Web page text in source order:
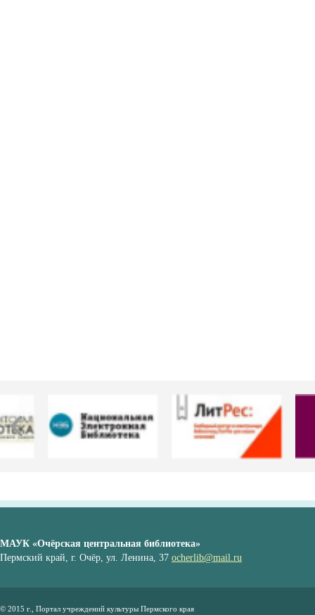
МАУК «Очёрская центральная библиотека»
Пермский край, г. Очёр, ул. Ленина, 37 ocherlib@mail.ru
© 2015 г., Портал учреждений культуры Пермского края